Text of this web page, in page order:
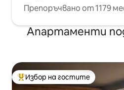
Препоръчвано от 1179
Апартаменти
Най-популярен избор на
Избор на гостите